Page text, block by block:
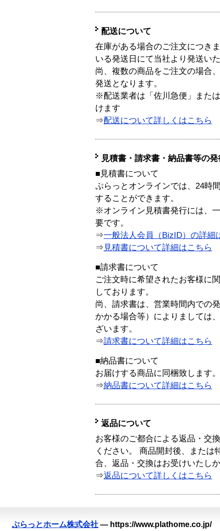
配送について
在庫がある場合のご注文につき
いる発送日にて当社より発送い
尚、複数の商品をご注文の場合
発送となります。
※配送業者は「佐川急便」また
けます
⇒配送について詳しくはこちら
見積書・請求書・納品書等の
■見積書について
ぷらっとオンラインでは、24時
することができます。
※オンライン見積書発行には、
要です。
⇒一般法人会員（BizID）の詳細
⇒ 見積書について詳細はこちら
■請求書について
ご注文時に希望されたお客様に
しております。
尚、請求書は、営業時間内での
かかる場合等）によりましては
ざいます。
⇒請求書について詳細はこちら
■納品書について
お届けする商品に同梱致します。
⇒納品書について詳細はこちら
返品について
お客様のご都合による返品・交
ください。 商品開封後、または
合、返品・交換はお受けいたし
⇒返品について詳しくはこちら
ぷらっとホーム株式会社 — https://www.plathome.co.jp/